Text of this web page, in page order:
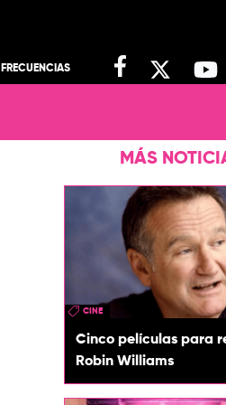
FRECUENCIAS
MÁS
CINE
Cinco películas para
Robin Williams